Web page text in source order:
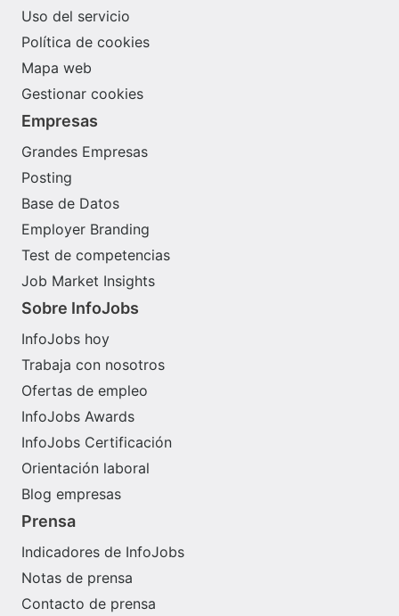
Uso del servicio
Política de cookies
Mapa web
Gestionar cookies
Empresas
Grandes Empresas
Posting
Base de Datos
Employer Branding
Test de competencias
Job Market Insights
Sobre InfoJobs
InfoJobs hoy
Trabaja con nosotros
Ofertas de empleo
InfoJobs Awards
InfoJobs Certificación
Orientación laboral
Blog empresas
Prensa
Indicadores de InfoJobs
Notas de prensa
Contacto de prensa